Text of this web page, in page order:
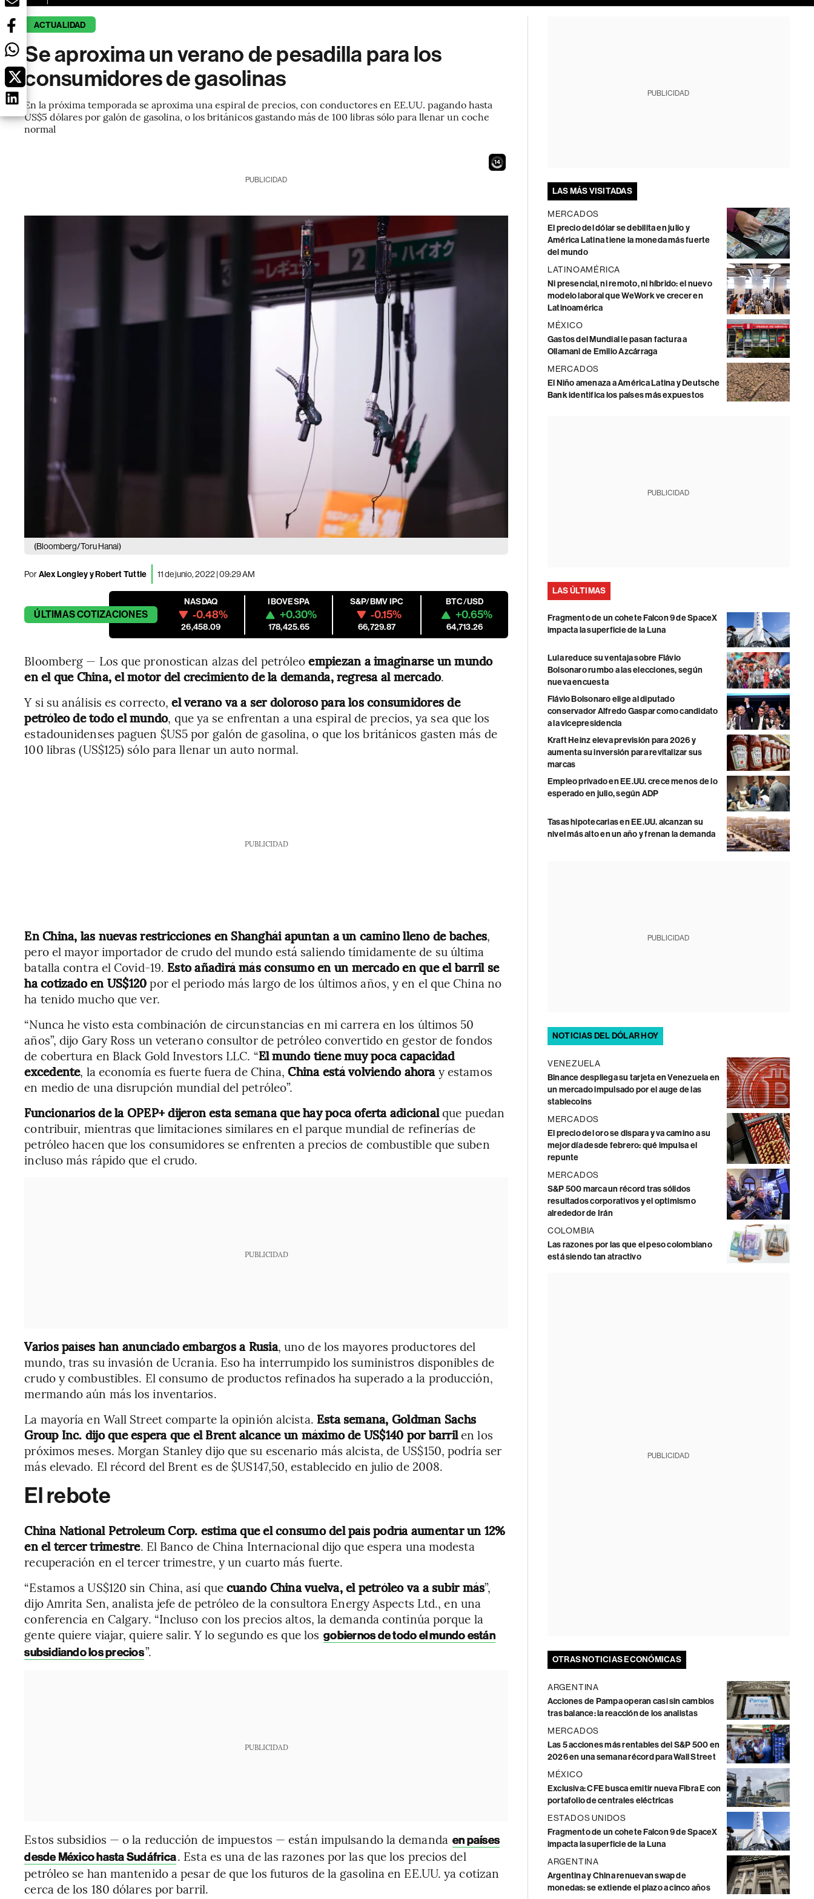
ACTUALIDAD
Se aproxima un verano de pesadilla para los
consumidores de gasolinas
En la próxima temporada se aproxima una espiral de precios, con conductores en EE.UU. pagando hasta
US$5 dólares por galón de gasolina, o los británicos gastando más de 100 libras sólo para llenar un coche
normal
13
PUBLICIDAD
(Bloomberg/Toru Hanai)
PorAlex Longley y Robert Tuttle 11 de junio, 2022 | 09:29 AM
ÚLTIMASCOTIZACIONES
NASDAQ
-0.48%
26,458.09
IBOVESPA
+0.30%
178,425.65
S&P/BMV IPC
-0.15%
66,729.87
BTC/USD
+0.65%
64,713.26
Bloomberg — Los que pronostican alzas del petróleoempiezan a imaginarse un mundo
en el que China, el motor del crecimiento de la demanda, regresa al mercado.
Y si su análisis es correcto,el verano va a ser doloroso para los consumidores de
petróleo de todo el mundo, que ya se enfrentan a una espiral de precios, ya sea que los
estadounidenses paguen $US5 por galón de gasolina, o que los británicos gasten más de
100 libras (US$125) sólo para llenar un auto normal.
PUBLICIDAD
En China, las nuevas restricciones en Shanghái apuntan a un camino lleno de baches,
pero el mayor importador de crudo del mundo está saliendo tímidamente de su última
batalla contra el Covid-19. Esto añadirá más consumo en un mercado en que el barril se
ha cotizado en US$120por el periodo más largo de los últimos años, y en el que China no
ha tenido mucho que ver.
“Nunca he visto esta combinación de circunstancias en mi carrera en los últimos 50
años”, dijo Gary Ross un veterano consultor de petróleo convertido en gestor de fondos
de cobertura en Black Gold Investors LLC. “El mundo tiene muy poca capacidad
excedente, la economía es fuerte fuera de China,China está volviendo ahoray estamos
en medio de una disrupción mundial del petróleo”.
Funcionarios de la OPEP+ dijeron esta semana que hay poca oferta adicionalque puedan
contribuir, mientras que limitaciones similares en el parque mundial de refinerías de
petróleo hacen que los consumidores se enfrenten a precios de combustible que suben
incluso más rápido que el crudo.
PUBLICIDAD
Varios países han anunciado embargos a Rusia, uno de los mayores productores del
mundo, tras su invasión de Ucrania. Eso ha interrumpido los suministros disponibles de
crudo y combustibles. El consumo de productos refinados ha superado a la producción,
mermando aún más los inventarios.
La mayoría en Wall Street comparte la opinión alcista. Esta semana, Goldman Sachs
Group Inc. dijo que espera que el Brent alcance un máximo de US$140 por barrilen los
próximos meses. Morgan Stanley dijo que su escenario más alcista, de US$150, podría ser
más elevado. El récord del Brent es de $US147,50, establecido en julio de 2008.
El rebote
China National Petroleum Corp. estima que el consumo del país podría aumentar un 12%
en el tercer trimestre. El Banco de China Internacional dijo que espera una modesta
recuperación en el tercer trimestre, y un cuarto más fuerte.
“Estamos a US$120 sin China, así quecuando China vuelva, el petróleo va a subir más”,
dijo Amrita Sen, analista jefe de petróleo de la consultora Energy Aspects Ltd., en una
conferencia en Calgary. “Incluso con los precios altos, la demanda continúa porque la
gente quiere viajar, quiere salir. Y lo segundo es que los gobiernos de todo el mundo están
subsidiando los precios”.
PUBLICIDAD
Estos subsidios — o la reducción de impuestos — están impulsando la demanda en países
desde México hasta Sudáfrica. Esta es una de las razones por las que los precios del
petróleo se han mantenido a pesar de que los futuros de la gasolina en EE.UU. ya cotizan
cerca de los 180 dólares por barril.
PUBLICIDAD
LAS MÁS VISITADAS
MERCADOS
El precio del dólar se debilita en julio y
América Latina tiene la moneda más fuerte
del mundo
LATINOAMÉRICA
Ni presencial, ni remoto, ni híbrido: el nuevo
modelo laboral que WeWork ve crecer en
Latinoamérica
MÉXICO
Gastos del Mundial le pasan factura a
Ollamani de Emilio Azcárraga
MERCADOS
El Niño amenaza a América Latina y Deutsche
Bank identifica los países más expuestos
PUBLICIDAD
LAS ÚLTIMAS
Fragmento de un cohete Falcon 9 de SpaceX
impacta la superficie de la Luna
Lula reduce su ventaja sobre Flávio
Bolsonaro rumbo a las elecciones, según
nueva encuesta
Flávio Bolsonaro elige al diputado
conservador Alfredo Gaspar como candidato
a la vicepresidencia
Kraft Heinz eleva previsión para 2026 y
aumenta su inversión para revitalizar sus
marcas
Empleo privado en EE.UU. crece menos de lo
esperado en julio, según ADP
Tasas hipotecarias en EE.UU. alcanzan su
nivel más alto en un año y frenan la demanda
PUBLICIDAD
NOTICIAS DEL DÓLAR HOY
VENEZUELA
Binance despliega su tarjeta en Venezuela en
un mercado impulsado por el auge de las
stablecoins
MERCADOS
El precio del oro se dispara y va camino a su
mejor día desde febrero: qué impulsa el
repunte
MERCADOS
S&P 500 marca un récord tras sólidos
resultados corporativos y el optimismo
alrededor de Irán
COLOMBIA
Las razones por las que el peso colombiano
está siendo tan atractivo
PUBLICIDAD
OTRAS NOTICIAS ECONÓMICAS
ARGENTINA
Acciones de Pampa operan casi sin cambios
tras balance: la reacción de los analistas
MERCADOS
Las 5 acciones más rentables del S&P 500 en
2026 en una semana récord para Wall Street
MÉXICO
Exclusiva: CFE busca emitir nueva Fibra E con
portafolio de centrales eléctricas
ESTADOS UNIDOS
Fragmento de un cohete Falcon 9 de SpaceX
impacta la superficie de la Luna
ARGENTINA
Argentina y China renuevan swap de
monedas: se extiende el plazo a cinco años